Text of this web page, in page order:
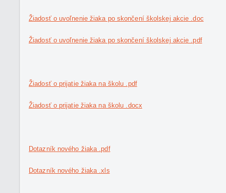
Žiadosť o uvoľnenie žiaka po skončení školskej akcie .doc
Žiadosť o uvoľnenie žiaka po skončení školskej akcie .pdf
Žiadosť o prijatie žiaka na školu .pdf
Žiadosť o prijatie žiaka na školu .docx
Dotazník nového žiaka .pdf
Dotazník nového žiaka .xls